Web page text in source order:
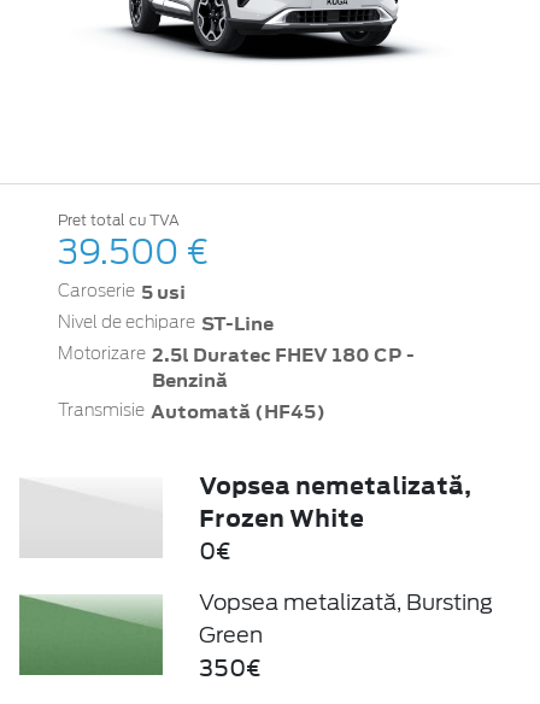
Pret total cu TVA
39.500 €
Caroserie 5 usi
Nivel de echipare ST-Line
Motorizare 2.5l Duratec FHEV 180 CP -
Benzină
Transmisie Automată (HF45)
Vopsea nemetalizată,
Frozen White
0€
Vopsea metalizată, Bursting
Green
350€